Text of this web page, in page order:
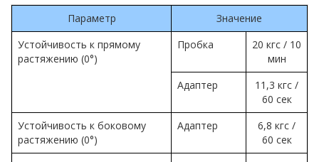
Параметр
Значение
Устойчивость к прямому
растяжению (0°)
Пробка
20 кгс / 10
мин
Адаптер
11,3 кгс /
60 сек
Устойчивость к боковому
растяжению (0°)
Адаптер
6,8 кгс /
60 сек